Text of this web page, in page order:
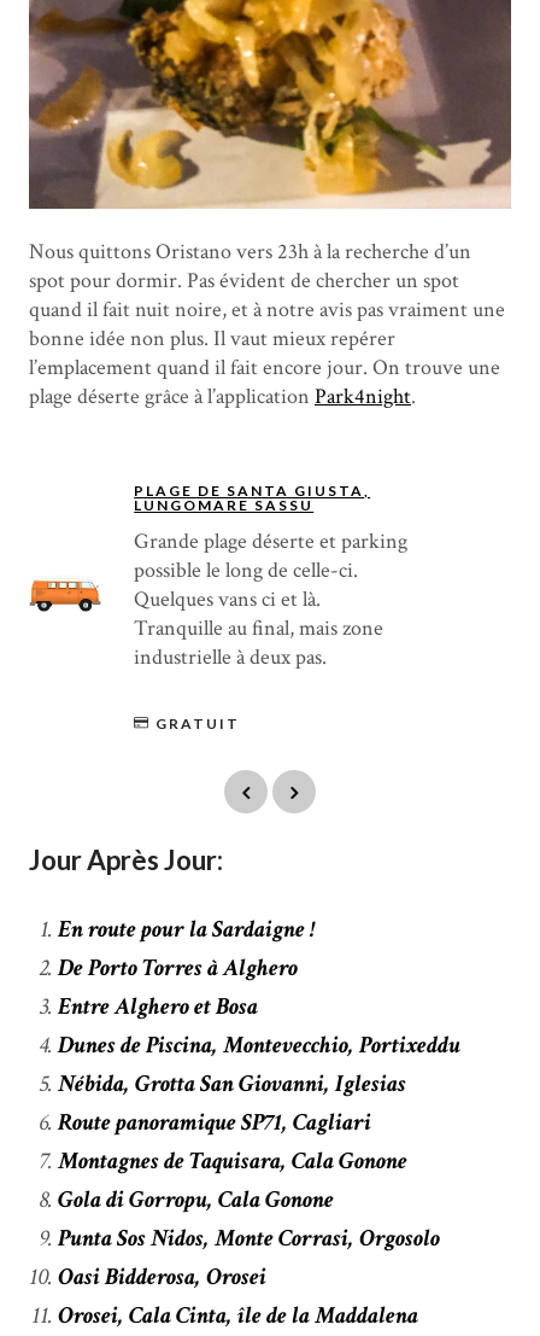
Nous quittons Oristano vers 23h à la recherche d’un
spot pour dormir. Pas évident de chercher un spot
quand il fait nuit noire, et à notre avis pas vraiment une
bonne idée non plus. Il vaut mieux repérer
l’emplacement quand il fait encore jour. On trouve une
plage déserte grâce à l’application Park4night.
PLAGE DE SANTA GIUSTA,
LUNGOMARE SASSU
Grande plage déserte et parking
possible le long de celle-ci.
Quelques vans ci et là.
Tranquille au final, mais zone
industrielle à deux pas.
GRATUIT
Jour Après Jour:
En route pour la Sardaigne !
De Porto Torres à Alghero
Entre Alghero et Bosa
Dunes de Piscina, Montevecchio, Portixeddu
Nébida, Grotta San Giovanni, Iglesias
Route panoramique SP71, Cagliari
Montagnes de Taquisara, Cala Gonone
Gola di Gorropu, Cala Gonone
Punta Sos Nidos, Monte Corrasi, Orgosolo
Oasi Bidderosa, Orosei
Orosei, Cala Cinta, île de la Maddalena